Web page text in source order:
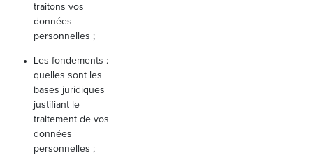
traitons vos
données
personnelles ;
Les fondements :
quelles sont les
bases juridiques
justifiant le
traitement de vos
données
personnelles ;